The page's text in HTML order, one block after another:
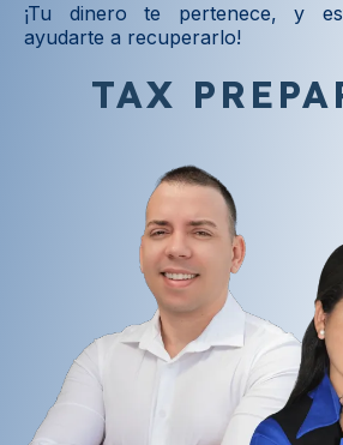
¡Tu dinero te pertenece, y
ayudarte a recuperarlo!
TAX